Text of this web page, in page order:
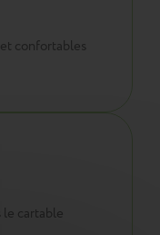
confortables
le cartable